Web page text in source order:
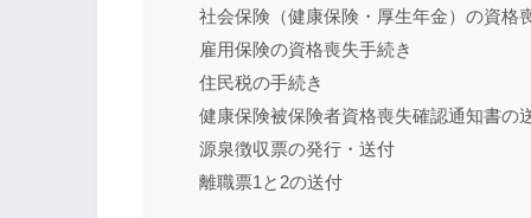
社会保険（健康保険・厚生年金）の資格
雇用保険の資格喪失手続き
住民税の手続き
健康保険被保険者資格喪失確認通知書の
源泉徴収票の発行・送付
離職票1と2の送付